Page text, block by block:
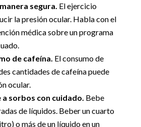
segura. El ejercicio
la presión ocular. Habla con el
médica sobre un programa
de cafeína. El consumo de
cantidades de cafeína puede
ocular.
sorbos con cuidado. Bebe
de líquidos. Beber un cuarto
o más de un líquido en un